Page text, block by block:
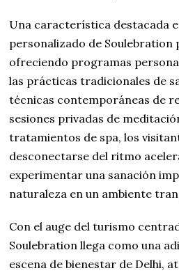
Una característica destacada
personalizado de Soulebration
ofreciendo programas
las prácticas tradicionales de
técnicas contemporáneas de
sesiones privadas de
tratamientos de spa, los
desconectarse del ritmo
experimentar una sanación
naturaleza en un ambiente
Con el auge del turismo
Soulebration llega como una
escena de bienestar de Delhi,